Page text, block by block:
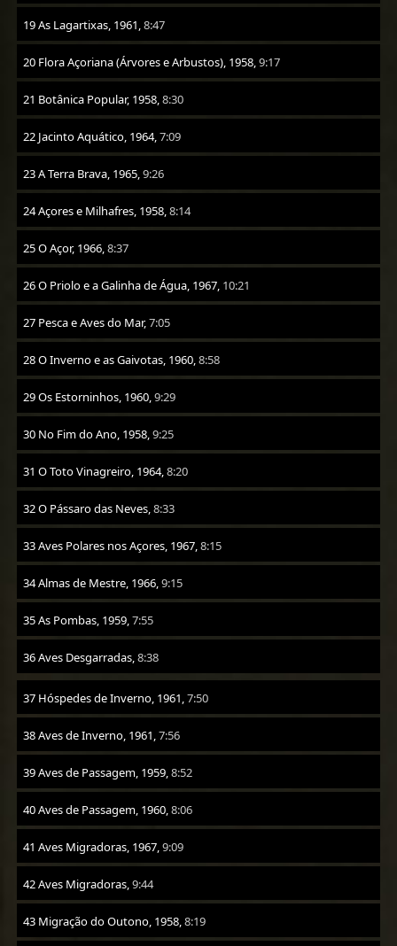
19 As Lagartixas, 1961,8:47
20 Flora Açoriana (Árvores e Arbustos), 1958,9:17
21 Botânica Popular, 1958,8:30
22 Jacinto Aquático, 1964,7:09
23 A Terra Brava, 1965,9:26
24 Açores e Milhafres, 1958,8:14
25 O Açor, 1966,8:37
26 O Priolo e a Galinha de Água, 1967, 10:21
27 Pesca e Aves do Mar,7:05
28 O Inverno e as Gaivotas, 1960,8:58
29 Os Estorninhos, 1960,9:29
30 No Fim do Ano, 1958,9:25
31 O Toto Vinagreiro, 1964,8:20
32 O Pássaro das Neves,8:33
33 Aves Polares nos Açores, 1967,8:15
34 Almas de Mestre, 1966,9:15
35 As Pombas, 1959,7:55
36 Aves Desgarradas,8:38
37 Hóspedes de Inverno, 1961,7:50
38 Aves de Inverno, 1961,7:56
39 Aves de Passagem, 1959,8:52
40 Aves de Passagem, 1960,8:06
41 Aves Migradoras, 1967,9:09
42 Aves Migradoras,9:44
43 Migração do Outono, 1958,8:19